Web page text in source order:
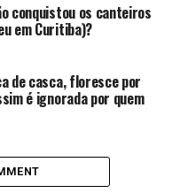
conquistou os canteiros
em Curitiba)?
de casca, floresce por
é ignorada por quem